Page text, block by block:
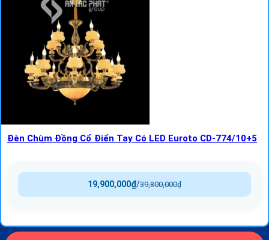
Đèn Chùm Đồng Cổ Điển Tay Có LED Euroto CD-774/10+5
39,800,000₫
/
19,900,000₫